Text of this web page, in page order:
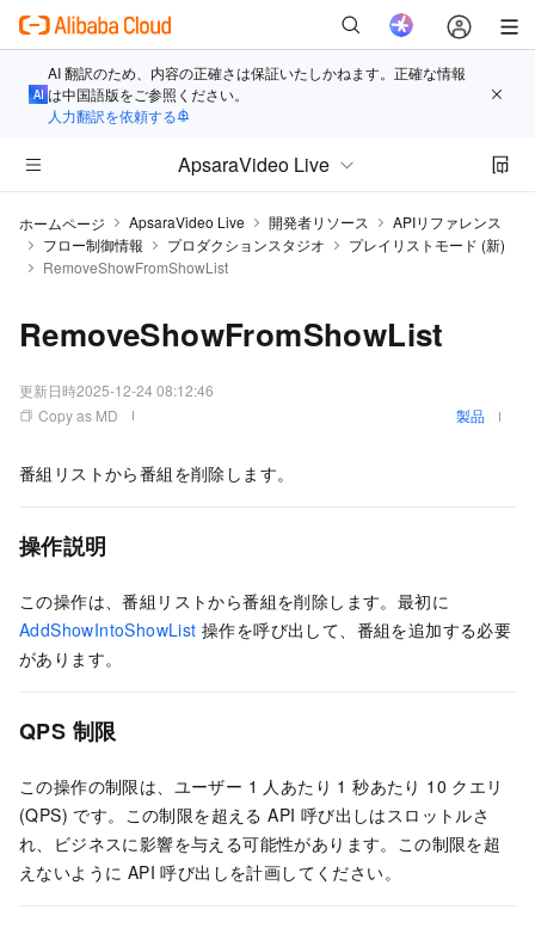
AI 翻訳のため、内容の正確さは保証いたしかねます。正確な情報
は中国語版をご参照ください。
人力翻訳を依頼する
ApsaraVideo Live
ホームページ ApsaraVideo Live 開発者リソース
APIリファレンス
フロー制御情報
プロダクションスタジオ
プレイリストモード (新)
RemoveShowFromShowList
RemoveShowFromShowList
更新日時2025-12-24 08:12:46
Copy as MD
製品
番組リストから番組を削除します。
操作説明
この操作は、番組リストから番組を削除します。最初に
AddShowIntoShowList 操作を呼び出して、番組を追加する必要
があります。
QPS 制限
この操作の制限は、ユーザー 1 人あたり 1 秒あたり 10 クエリ
(QPS) です。この制限を超える API 呼び出しはスロットルさ
れ、ビジネスに影響を与える可能性があります。この制限を超
えないように API 呼び出しを計画してください。